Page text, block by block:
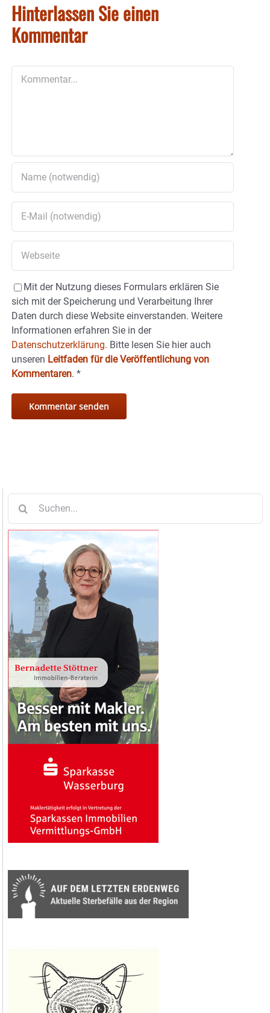
Hinterlassen Sie einen
Kommentar
Mit der Nutzung dieses Formulars erklären Sie
sich mit der Speicherung und Verarbeitung Ihrer
Daten durch diese Website einverstanden. Weitere
Informationen erfahren Sie in der
Datenschutzerklärung. Bitte lesen Sie hier auch
unseren Leitfaden für die Veröffentlichung von
Kommentaren. *
nach: